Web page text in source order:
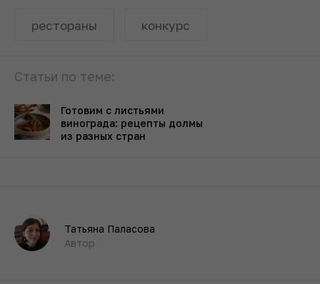
рестораны конкурс
Статьи по теме:
Готовим с листьями
винограда: рецепты долмы
из разных стран
Татьяна Паласова
Автор